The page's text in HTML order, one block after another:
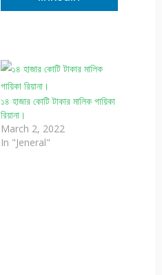
১৪ হাজার কোটি টাকার মালিক গায়িকা
রিয়ানা।
March 2, 2022
In "Jeneral"